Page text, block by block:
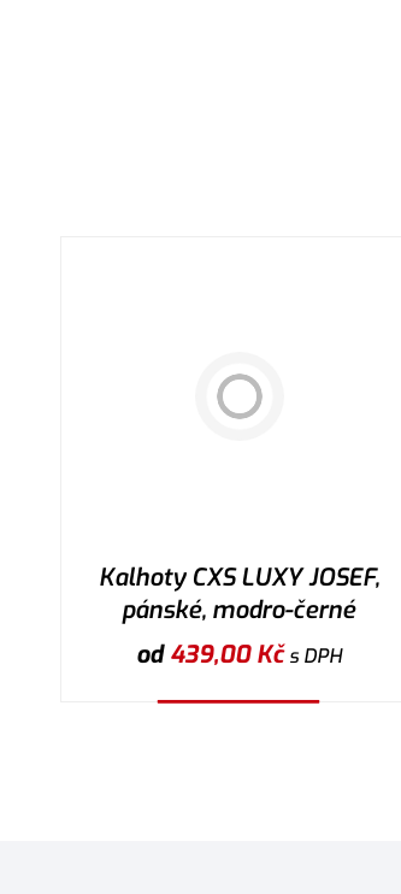
Kalhoty CXS LUXY JOSEF,
pánské, modro-černé
od439,00Kčs DPH